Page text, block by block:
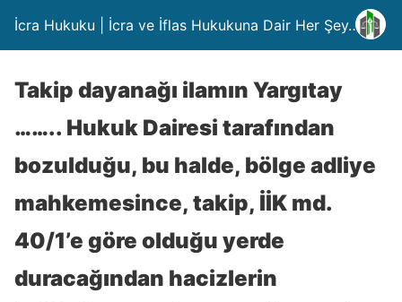
İcra Hukuku | İcra ve İflas Hukukuna Dair Her Şey….
Takip dayanağı ilamın Yargıtay
…….. Hukuk Dairesi tarafından
bozulduğu, bu halde, bölge adliye
mahkemesince, takip, İİK md.
40/1’e göre olduğu yerde
duracağından hacizlerin